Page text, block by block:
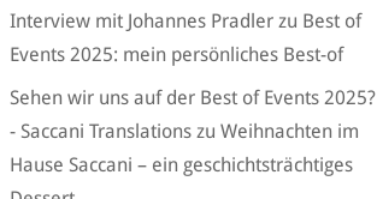
Interview mit Johannes Pradlerzu Best of
Events 2025: mein persönliches Best-of
Sehen wir uns auf der Best of Events 2025?
- Saccani Translationszu Weihnachten im
Hause Saccani – ein geschichtsträchtiges